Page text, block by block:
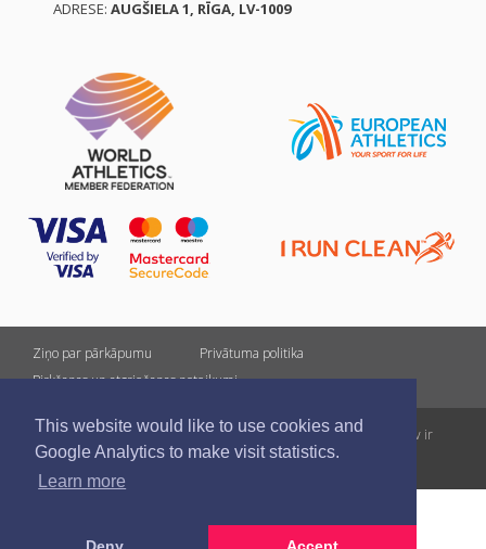
This website would like to use cookies and
Google Analytics to make visit statistics.
Learn more
ADRESE: AUGŠIELA 1, RĪGA, LV-1009
Ziņo par pārkāpumu
Privātuma politika
Pirkšanas un atgriešanas noteikumi
Visas tiesības rezervētas. Pārpublicēšanas gadījumā saite uz athletics.lv ir
obligāta.